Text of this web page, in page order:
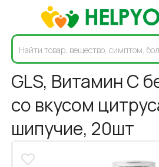
GLS, Витамин С
со вкусом
шипучие, 20шт